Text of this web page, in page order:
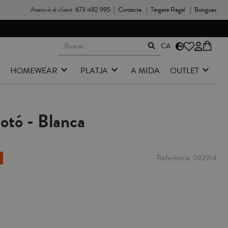
Atenció al client 673 482 995 | Contacte | Targeta Regal | Botigues
CA
HOMEWEAR PLATJA A MIDA OUTLET
- Blanca
Referència 092914